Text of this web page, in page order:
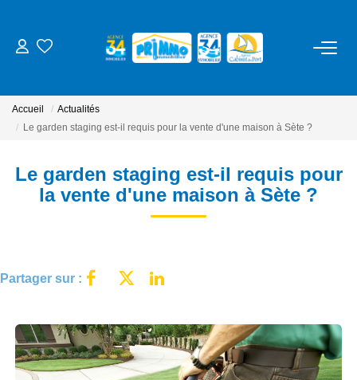
LOUER
ESTIMER
Syndic
NOS AGENCES
Accueil
Actualités
Le garden staging est-il requis pour la vente d'une maison à Sète ?
Le garden staging est-il requis pour
la vente d'une maison à Sète ?
Partager sur :